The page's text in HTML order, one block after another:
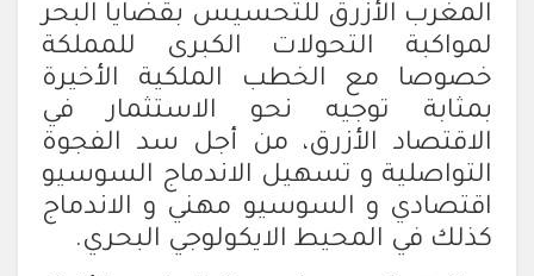
المغرب الأزرق للتحسيس بقضايا البحر
لمواكبة التحولات الكبرى للمملكة
خصوصا مع الخطب الملكية الأخيرة
بمثابة توجيه نحو الاستثمار في
الاقتصاد الأزرق، من أجل سد الفجوة
التواصلية و تسهيل الاندماج السوسيو
اقتصادي و السوسيو مهني و الاندماج
كذلك في المحيط الايكولوجي البحري.